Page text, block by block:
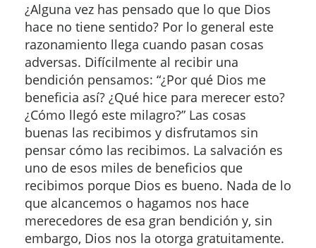
¿Alguna vez has pensado que lo que Dios
hace no tiene sentido? Por lo general este
razonamiento llega cuando pasan cosas
adversas. Difícilmente al recibir una
bendición pensamos: “¿Por qué Dios me
beneficia así? ¿Qué hice para merecer esto?
¿Cómo llegó este milagro?” Las cosas
buenas las recibimos y disfrutamos sin
pensar cómo las recibimos. La salvación es
uno de esos miles de beneficios que
recibimos porque Dios es bueno. Nada de lo
que alcancemos o hagamos nos hace
merecedores de esa gran bendición y, sin
embargo, Dios nos la otorga gratuitamente.